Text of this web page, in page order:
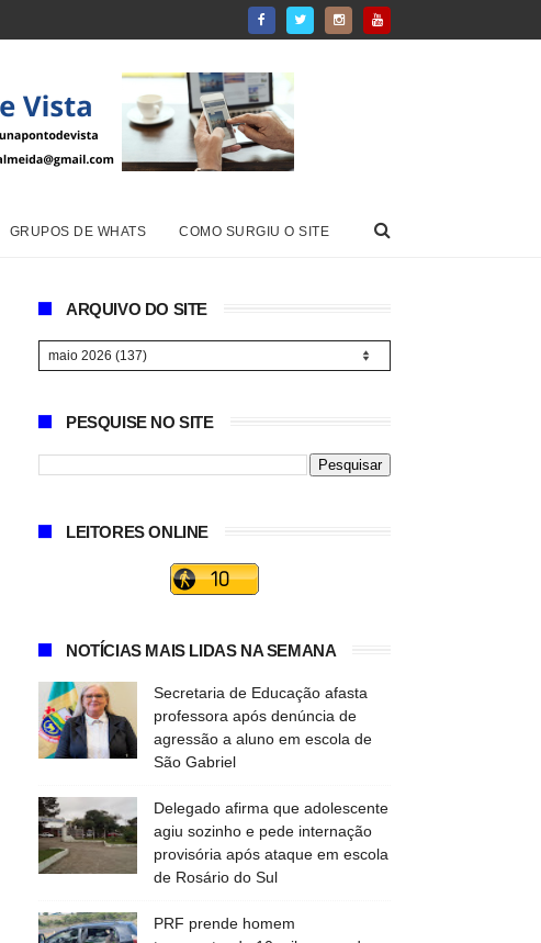
GRUPOS DE WHATS COMO SURGIU O SITE
ARQUIVO DO SITE
PESQUISE NO SITE
LEITORES ONLINE
NOTÍCIAS MAIS LIDAS NA SEMANA
Secretaria de Educação afasta
professora após denúncia de
agressão a aluno em escola de
São Gabriel
Delegado afirma que adolescente
agiu sozinho e pede internação
provisória após ataque em escola
de Rosário do Sul
PRF prende homem